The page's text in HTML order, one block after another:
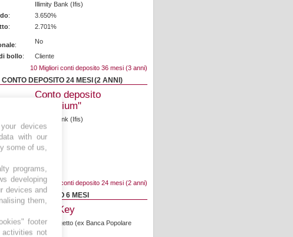
Illimity Bank (Ifis)
:
3.650%
:
2.701%
: No
bollo:
Cliente
10 Migliori conti deposito 36 mesi (3 anni)
CONTO DEPOSITO 24 MESI (2 ANNI)
Conto deposito
"Premium"
Illimity Bank (Ifis)
:
3.650%
:
2.701%
bollo:
Cliente
10 Migliori conti deposito 24 mesi (2 anni)
CONTO DEPOSITO 6 MESI
Conto Key
Banca Progetto (ex Banca Popolare
Lecchese)
devices
with our
some of us,
programs,
developing
devices and
them,
footer
not